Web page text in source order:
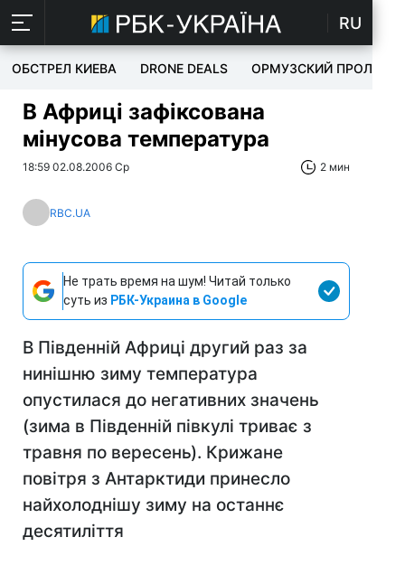
RU
ОБСТРЕЛ КИЕВА DRONE DEALS ОРМУЗСКИЙ ПРОЛИВ
В Африці зафіксована
мінусова температура
18:59 02.08.2006 Ср 2 мин
RBC.UA
Не трать время на шум! Читай только
суть из РБК-Украина в Google
В Південній Африці другий раз за
нинішню зиму температура
опустилася до негативних значень
(зима в Південній півкулі триває з
травня по вересень). Крижане
повітря з Антарктиди принесло
найхолоднішу зиму на останнє
десятиліття